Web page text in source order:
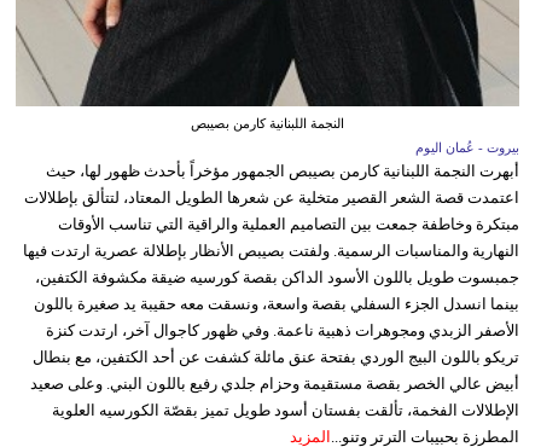
النجمة اللبنانية كارمن بصيبص
بيروت - عُمان اليوم
أبهرت النجمة اللبنانية كارمن بصيبص الجمهور مؤخراً بأحدث ظهور لها، حيث
اعتمدت قصة الشعر القصير متخلية عن شعرها الطويل المعتاد، لتتألق بإطلالات
مبتكرة وخاطفة جمعت بين التصاميم العملية والراقية التي تناسب الأوقات
النهارية والمناسبات الرسمية. ولفتت بصيبص الأنظار بإطلالة عصرية ارتدت فيها
جمبسوت طويل باللون الأسود الداكن بقصة كورسيه ضيقة مكشوفة الكتفين،
بينما انسدل الجزء السفلي بقصة واسعة، ونسقت معه حقيبة يد صغيرة باللون
الأصفر الزبدي ومجوهرات ذهبية ناعمة. وفي ظهور كاجوال آخر، ارتدت كنزة
تريكو باللون البيج الوردي بفتحة عنق مائلة كشفت عن أحد الكتفين، مع بنطال
أبيض عالي الخصر بقصة مستقيمة وحزام جلدي رفيع باللون البني. وعلى صعيد
الإطلالات الفخمة، تألقت بفستان أسود طويل تميز بقصّة الكورسيه العلوية
المطرزة بحبيبات الترتر وتنو... المزيد